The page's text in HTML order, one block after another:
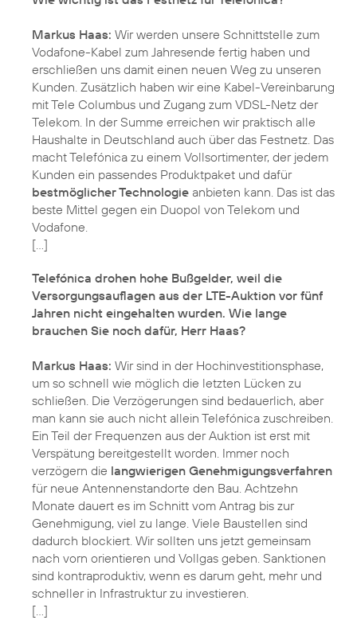
Markus Haas: Wir werden unsere Schnittstelle zum
Vodafone-Kabel zum Jahresende fertig haben und
erschließen uns damit einen neuen Weg zu unseren
Kunden. Zusätzlich haben wir eine Kabel-Vereinbarung
mit Tele Columbus und Zugang zum VDSL-Netz der
Telekom. In der Summe erreichen wir praktisch alle
Haushalte in Deutschland auch über das Festnetz. Das
macht Telefónica zu einem Vollsortimenter, der jedem
Kunden ein passendes Produktpaket und dafür
bestmöglicher Technologie anbieten kann. Das ist das
beste Mittel gegen ein Duopol von Telekom und
Vodafone.
Telefónica drohen hohe Bußgelder, weil die
Versorgungsauflagen aus der LTE-Auktion vor fünf
Jahren nicht eingehalten wurden. Wie lange
brauchen Sie noch dafür, Herr Haas?
Markus Haas: Wir sind in der Hochinvestitionsphase,
um so schnell wie möglich die letzten Lücken zu
schließen. Die Verzögerungen sind bedauerlich, aber
man kann sie auch nicht allein Telefónica zuschreiben.
Ein Teil der Frequenzen aus der Auktion ist erst mit
Verspätung bereitgestellt worden. Immer noch
verzögern die langwierigen Genehmigungsverfahren
für neue Antennenstandorte den Bau. Achtzehn
Monate dauert es im Schnitt vom Antrag bis zur
Genehmigung, viel zu lange. Viele Baustellen sind
dadurch blockiert. Wir sollten uns jetzt gemeinsam
nach vorn orientieren und Vollgas geben. Sanktionen
sind kontraproduktiv, wenn es darum geht, mehr und
schneller in Infrastruktur zu investieren.
[…]